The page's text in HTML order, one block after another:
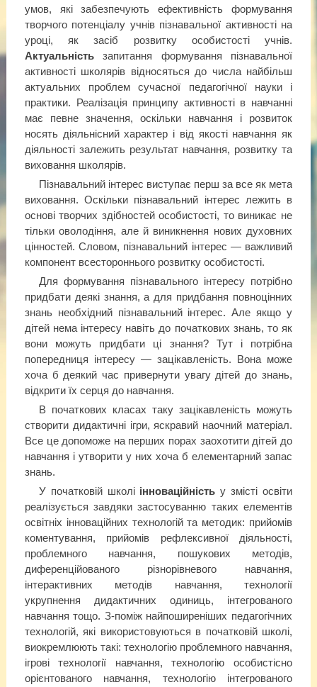
умов, які забезпечують ефективність формування
творчого потенціалу учнів пізнавальної активності на
уроці, як засіб розвитку особистості учнів.
Актуальністьзапитання формування пізнавальної
активності школярів відносяться до числа найбільш
актуальних проблем сучасної педагогічної науки і
практики. Реалізація принципу активності в навчанні
має певне значення, оскільки навчання і розвиток
носять діяльнісний характер і від якості навчання як
діяльності залежить результат навчання, розвитку та
виховання школярів.
Пізнавальний інтерес виступає перш за все як мета
виховання. Оскільки пізнавальний інтерес лежить в
основі творчих здібностей особистості, то виникає не
тільки оволодіння, але й виникнення нових духовних
цінностей. Словом, пізнавальний інтерес — важливий
компонент всестороннього розвитку особистості.
Для формування пізнавального інтересу потрібно
придбати деякі знання, а для придбання повноцінних
знань необхідний пізнавальний інтерес. Але якщо у
дітей нема інтересу навіть до початкових знань, то як
вони можуть придбати ці знання? Тут і потрібна
попередниця інтересу — зацікавленість. Вона може
хоча б деякий час привернути увагу дітей до знань,
відкрити їх серця до навчання.
В початкових класах таку зацікавленість можуть
створити дидактичні ігри, яскравий наочний матеріал.
Все це допоможе на перших порах заохотити дітей до
навчання і утворити у них хоча б елементарний запас
знань.
У початковій школі інноваційність у змісті освіти
реалізується завдяки застосуванню таких елементів
освітніх інноваційних технологій та методик: прийомів
коментування, прийомів рефлексивної діяльності,
проблемного навчання, пошукових методів,
диференційованого різнорівневого навчання,
інтерактивних методів навчання, технології
укрупнення дидактичних одиниць, інтегрованого
навчання тощо. З-поміж найпоширеніших педагогічних
технологій, які використовуються в початковій школі,
виокремлюють такі: технологію проблемного навчання,
ігрові технології навчання, технологію особистісно
орієнтованого навчання, технологію інтегрованого